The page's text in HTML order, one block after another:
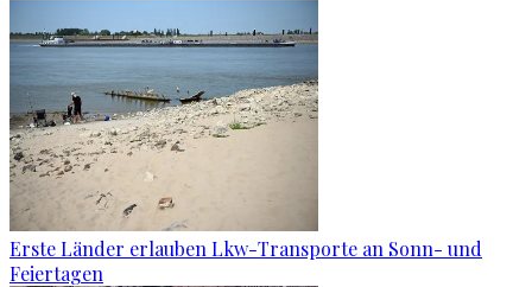
Erste Länder erlauben Lkw-Transporte an Sonn- und
Feiertagen